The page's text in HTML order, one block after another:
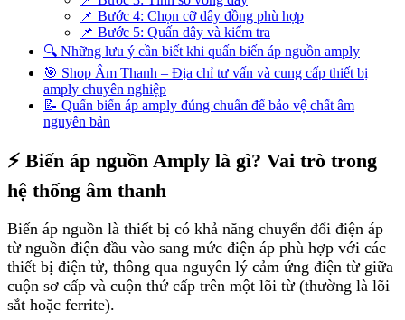
📌 Bước 4: Chọn cỡ dây đồng phù hợp
📌 Bước 5: Quấn dây và kiểm tra
🔍 Những lưu ý cần biết khi quấn biến áp nguồn amply
🎯 Shop Âm Thanh – Địa chỉ tư vấn và cung cấp thiết bị
amply chuyên nghiệp
📝 Quấn biến áp amply đúng chuẩn để bảo vệ chất âm
nguyên bản
⚡ Biến áp nguồn Amply là gì? Vai trò trong
hệ thống âm thanh
Biến áp nguồn là thiết bị có khả năng chuyển đổi điện áp
từ nguồn điện đầu vào sang mức điện áp phù hợp với các
thiết bị điện tử, thông qua nguyên lý cảm ứng điện từ giữa
cuộn sơ cấp và cuộn thứ cấp trên một lõi từ (thường là lõi
sắt hoặc ferrite).